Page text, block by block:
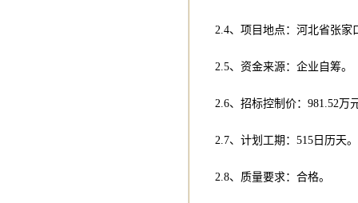
2.4、项目地点：河北省张
2.5、资金来源：企业自筹。
2.6、招标控制价：981.52万
2.7、计划工期：515日历天。
2.8、质量要求：合格。